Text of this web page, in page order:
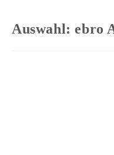
Auswahl: ebro